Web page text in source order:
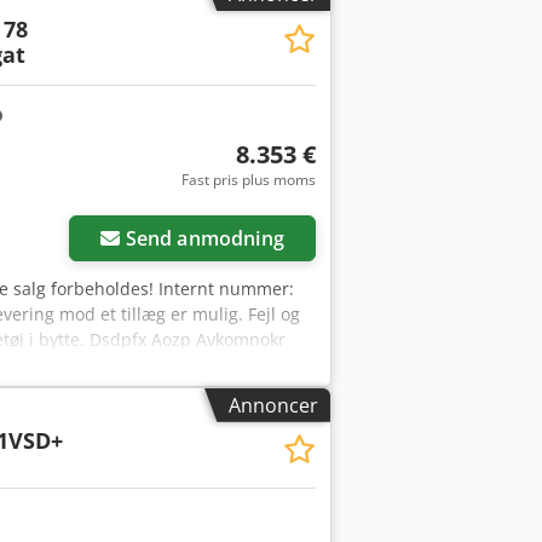
i annoncer, på internettet, prismærker
Sælger påtager sig intet
bør evt. kontrolleres
8.353 €
Fast pris plus moms
Send anmodning
salg forbeholdes! Internt nummer:
mod et tillæg er mulig. Fejl og
i bytte. Dsdpfx Aozp Avkomnokr
spørgsmål? Vi rådgiver dig gerne!
Annoncer